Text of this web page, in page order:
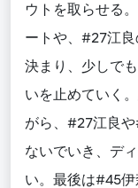
ウトを取らせる
ートや、#27江
決まり、少しで
いを止めていく
がら、#27江良
ないでいき、デ
い。最後は#45